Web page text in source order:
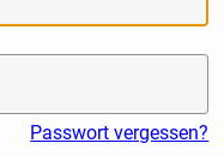
Passwort vergessen?